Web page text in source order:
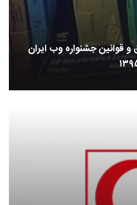
قوانین جشنواره وب ایران